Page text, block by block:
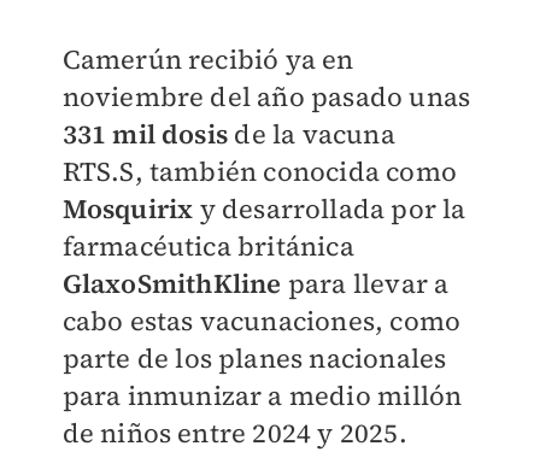
Camerún recibió ya en
noviembre del año pasado unas
331 mil dosis de la vacuna
RTS.S, también conocida como
Mosquirix y desarrollada por la
farmacéutica británica
GlaxoSmithKline para llevar a
cabo estas vacunaciones, como
parte de los planes nacionales
para inmunizar a medio millón
de niños entre 2024 y 2025.